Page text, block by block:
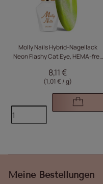
Molly Nails Hybrid-Nagellack
Neon Flashy Cat Eye, HEMA-frei,
8,11 €
(1,01 € / g)
Meine Bestellungen